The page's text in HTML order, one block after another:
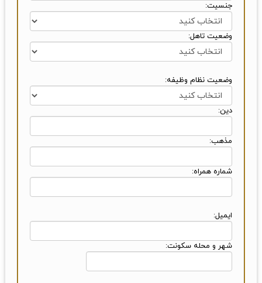
جنسیت:
وضعیت تاهل:
وضعیت نظام وظیفه:
دین:
مذهب:
شماره همراه:
ایمیل:
شهر و محله سکونت: